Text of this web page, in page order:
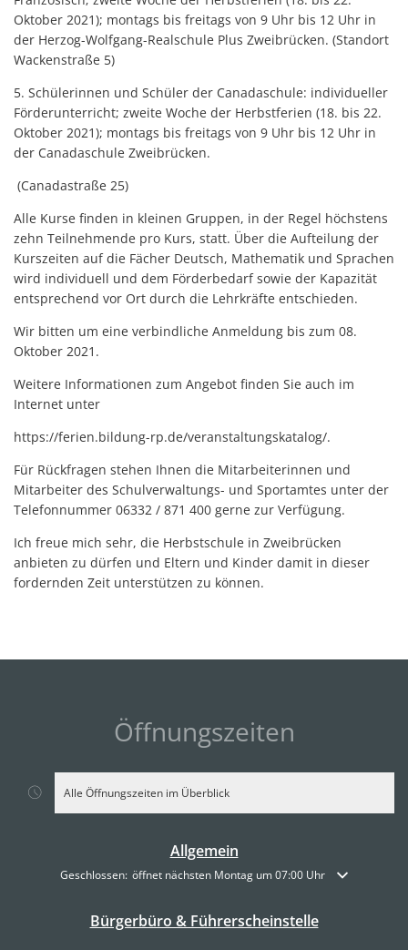
Oktober 2021); montags bis freitags von 9 Uhr bis 12 Uhr in
der Herzog-Wolfgang-Realschule Plus Zweibrücken. (Standort
Wackenstraße 5)
5. Schülerinnen und Schüler der Canadaschule: individueller
Förderunterricht; zweite Woche der Herbstferien (18. bis 22.
Oktober 2021); montags bis freitags von 9 Uhr bis 12 Uhr in
der Canadaschule Zweibrücken.
(Canadastraße 25)
Alle Kurse finden in kleinen Gruppen, in der Regel höchstens
zehn Teilnehmende pro Kurs, statt. Über die Aufteilung der
Kurszeiten auf die Fächer Deutsch, Mathematik und Sprachen
wird individuell und dem Förderbedarf sowie der Kapazität
entsprechend vor Ort durch die Lehrkräfte entschieden.
Wir bitten um eine verbindliche Anmeldung bis zum 08.
Oktober 2021.
Weitere Informationen zum Angebot finden Sie auch im
Internet unter
https://ferien.bildung-rp.de/veranstaltungskatalog/.
Für Rückfragen stehen Ihnen die Mitarbeiterinnen und
Mitarbeiter des Schulverwaltungs- und Sportamtes unter der
Telefonnummer 06332 / 871 400 gerne zur Verfügung.
Ich freue mich sehr, die Herbstschule in Zweibrücken
anbieten zu dürfen und Eltern und Kinder damit in dieser
fordernden Zeit unterstützen zu können.
Öffnungszeiten
Alle Öffnungszeiten im Überblick
Allgemein
Klicken, um weitere Öffnungs- oder Schließzeiten auszublenden
Geschlossen: öffnet nächsten Montag um 07:00 Uhr
Bürgerbüro & Führerscheinstelle